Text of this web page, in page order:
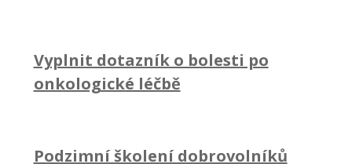
Vyplnit dotazník o bolesti po
onkologické léčbě
Podzimní školení dobrovolníků